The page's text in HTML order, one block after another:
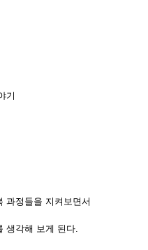
기
과정들을 지켜보면서
생각해 보게 된다.